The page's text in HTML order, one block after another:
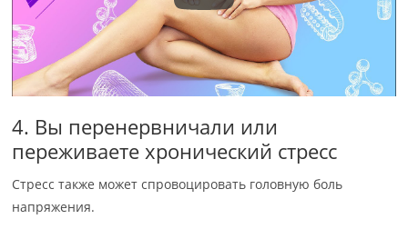
4. Вы перенервничали или
переживаете хронический стресс
Стресс также может спровоцировать головную боль
напряжения.